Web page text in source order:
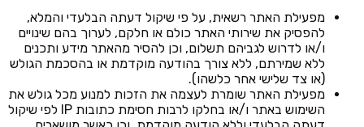
מפעילת האתר רשאית, על פי שיקול דעתה הבלעדי והמלא,
להפסיק את שירותי האתר כולם או חלקם, לערוך בהם שינויים
ו/או לדרוש לגביהם תשלום, וכן להסיר מהאתר מידע ותכנים
ללא שמירתם, ללא צורך בהודעה מוקדמת או בהסכמת הגולש
(או צד שלישי אחר כלשהו).
מפעילת האתר שומרת לעצמה את הזכות למנוע מכל גולש את
השימוש באתר ו/או בחלקו לרבות חסימת כתובות IP לפי שיקול